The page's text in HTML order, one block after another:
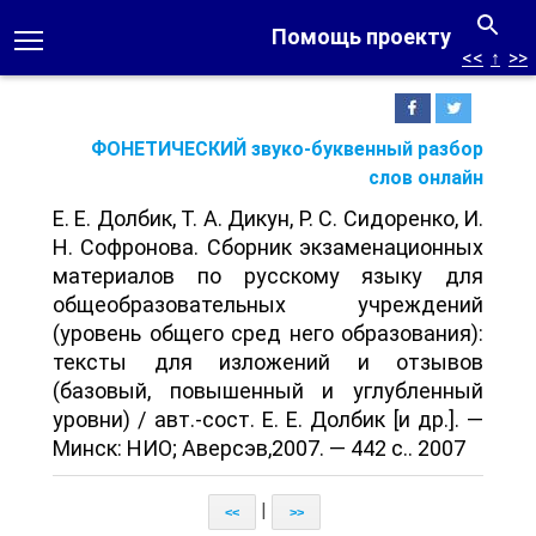
Помощь проекту
ФОНЕТИЧЕСКИЙ звуко-буквенный разбор
слов онлайн
<< ↑ >>
Е. Е. Долбик, Т. А. Дикун, Р. С. Сидоренко, И.
Н. Софронова. Сборник экзаменационных
материалов по русскому языку для
общеобразовательных учреждений
(уровень общего сред него образования):
тексты для изложений и отзывов
(базовый, повышенный и углубленный
уровни) / авт.-сост. Е. Е. Долбик [и др.]. —
Минск: НИО; Аверсэв,2007. — 442 с.. 2007
<< >>